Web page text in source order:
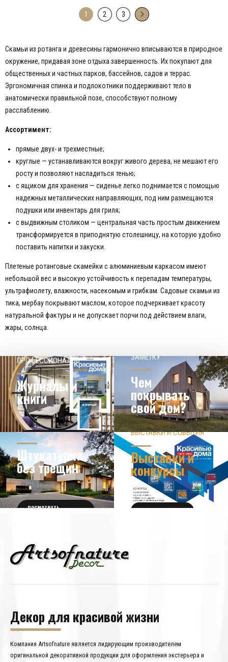
1 2 3 →
Скамьи из ротанга и древесины гармонично вписываются в природное
окружение, придавая зоне отдыха завершенность. Их покупают для
общественных и частных парков, бассейнов, садов и террас.
Эргономичная спинка и подлокотники поддерживают тело в
анатомически правильной позе, способствуют полному
расслаблению.
Ассортимент:
прямые двух- и трехместные;
круглые — устанавливаются вокруг живого дерева, не мешают его
росту и позволяют насладиться тенью;
с ящиком для хранения — сиденье легко поднимается с помощью
надежных металлических направляющих, под ним размещаются
подушки или инвентарь для гриля;
с выдвижным столиком — центральная часть простым движением
трансформируется в приподнятую столешницу, на которую удобно
поставить напитки и закуски.
Плетеные ротанговые скамейки с алюминиевым каркасом имеют
небольшой вес и высокую устойчивость к перепадам температуры,
ультрафиолету, влажности, насекомым и грибкам. Садовые скамьи из
тика, мербау покрывают маслом, которое подчеркивает красоту
натуральной фактуры и не допускает порчи под действием влаги,
жары, солнца.
ПРОФЕССИОНАЛОВ
Журналы и
книги
НОВОСТИ ИЗ МИРА
ДИЗАЙНА
ЗАМЕТКУ
Чем
покрывать
свой дом?
УЗНАТЬ БОЛЬШЕ
ЗНАЕТЕ ЛИ ВЫ?
Штукатурка
без трещин
ПОСМОТРЕТЬ
ВЫСТАВКИ И СОБЫТИЯ
Выставки и
конкурсы
ПОЛУЧИТЬ БИЛЕТ
Декор для красивой жизни
Компания Artsofnature является лидирующим производителем
оригинальной декоративной продукции для оформления экстерьера и